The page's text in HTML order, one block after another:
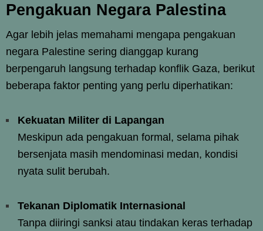
Pengakuan Negara Palestina
Agar lebih jelas memahami mengapa pengakuan
negara Palestine sering dianggap kurang
berpengaruh langsung terhadap konflik Gaza, berikut
beberapa faktor penting yang perlu diperhatikan:
Kekuatan Militer di Lapangan
Meskipun ada pengakuan formal, selama pihak
bersenjata masih mendominasi medan, kondisi
nyata sulit berubah.
Tekanan Diplomatik Internasional
Tanpa diiringi sanksi atau tindakan keras terhadap